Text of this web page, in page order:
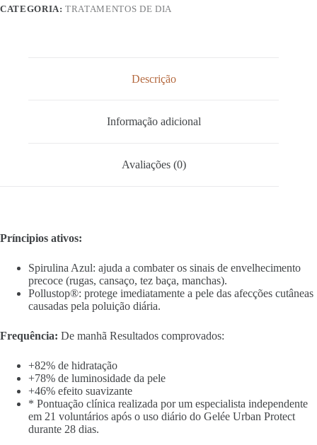
CATEGORIA:TRATAMENTOS DE DIA
Descrição
Informação adicional
Avaliações (0)
Príncipios ativos:
Spirulina Azul: ajuda a combater os sinais de envelhecimento
precoce (rugas, cansaço, tez baça, manchas).
Pollustop®: protege imediatamente a pele das afecções cutâneas
causadas pela poluição diária.
Frequência: De manhã Resultados comprovados:
+82% de hidratação
+78% de luminosidade da pele
+46% efeito suavizante
* Pontuação clínica realizada por um especialista independente
em 21 voluntários após o uso diário do Gelée Urban Protect
durante 28 dias.